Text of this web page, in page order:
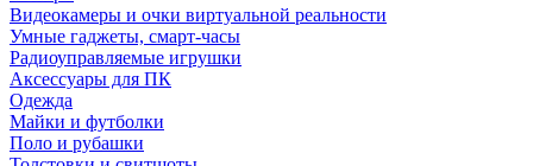
Видеокамеры и очки виртуальной реальности
Умные гаджеты, смарт-часы
Радиоуправляемые игрушки
Аксессуары для ПК
Одежда
Майки и футболки
Поло и рубашки